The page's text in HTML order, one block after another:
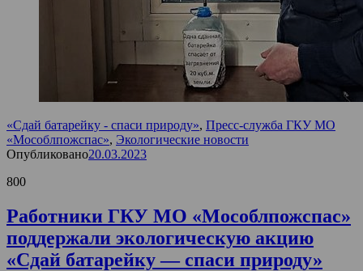
«Сдай батарейку - спаси природу», Пресс-служба ГКУ МО
«Мособлпожспас», Экологические новости
Опубликовано20.03.2023
800
Работники ГКУ МО «Мособлпожспас»
поддержали экологическую акцию
«Сдай батарейку — спаси природу»